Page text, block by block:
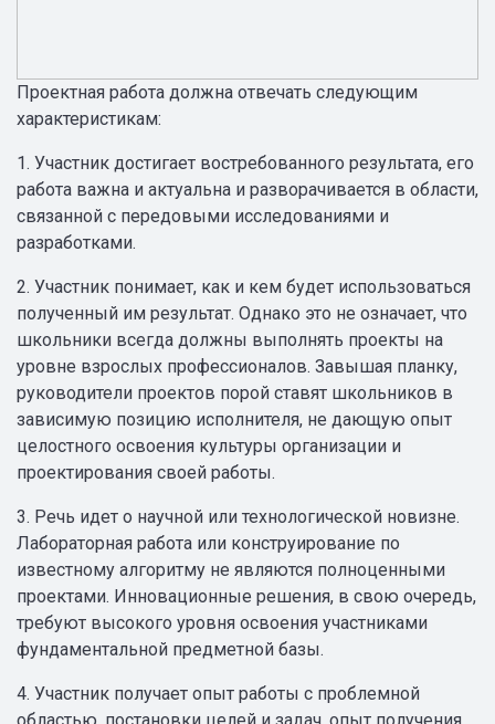
Проектная работа должна отвечать следующим
характеристикам:
1. Участник достигает востребованного результата, его
работа важна и актуальна и разворачивается в области,
связанной с передовыми исследованиями и
разработками.
2. Участник понимает, как и кем будет использоваться
полученный им результат. Однако это не означает, что
школьники всегда должны выполнять проекты на
уровне взрослых профессионалов. Завышая планку,
руководители проектов порой ставят школьников в
зависимую позицию исполнителя, не дающую опыт
целостного освоения культуры организации и
проектирования своей работы.
3. Речь идет о научной или технологической новизне.
Лабораторная работа или конструирование по
известному алгоритму не являются полноценными
проектами. Инновационные решения, в свою очередь,
требуют высокого уровня освоения участниками
фундаментальной предметной базы.
4. Участник получает опыт работы с проблемной